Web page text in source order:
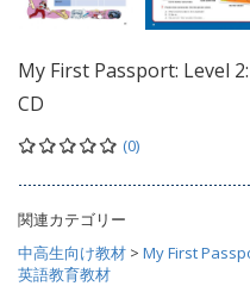
My First Passport: Level
CD
(0)
関連カテゴリー
中高生向け教材 > My First
英語教育教材